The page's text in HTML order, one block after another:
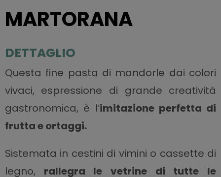
MARTORANA
DETTAGLIO
Questa fine pasta di mandorle dai colori
vivaci, espressione di grande creatività
gastronomica, è l’imitazione perfetta di
frutta e ortaggi.
Sistemata in cestini di vimini o cassette di
legno, rallegra le vetrine di tutte le